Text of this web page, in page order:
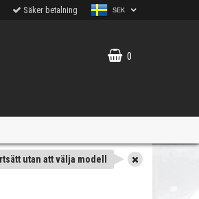
Säker betalning SEK
0
utan att välja modell